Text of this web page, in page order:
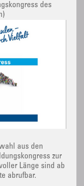
des
aus den
zur
Länge sind ab
abrufbar.